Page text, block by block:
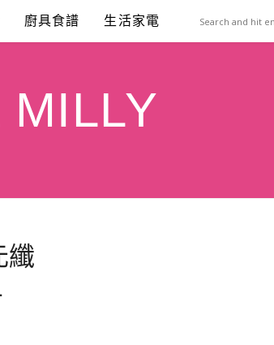
廚具食譜 生活家電
纖